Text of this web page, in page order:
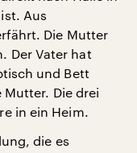
Aus
Die Mutter
Der Vater hat
und Bett
Die drei
in ein Heim.
die es